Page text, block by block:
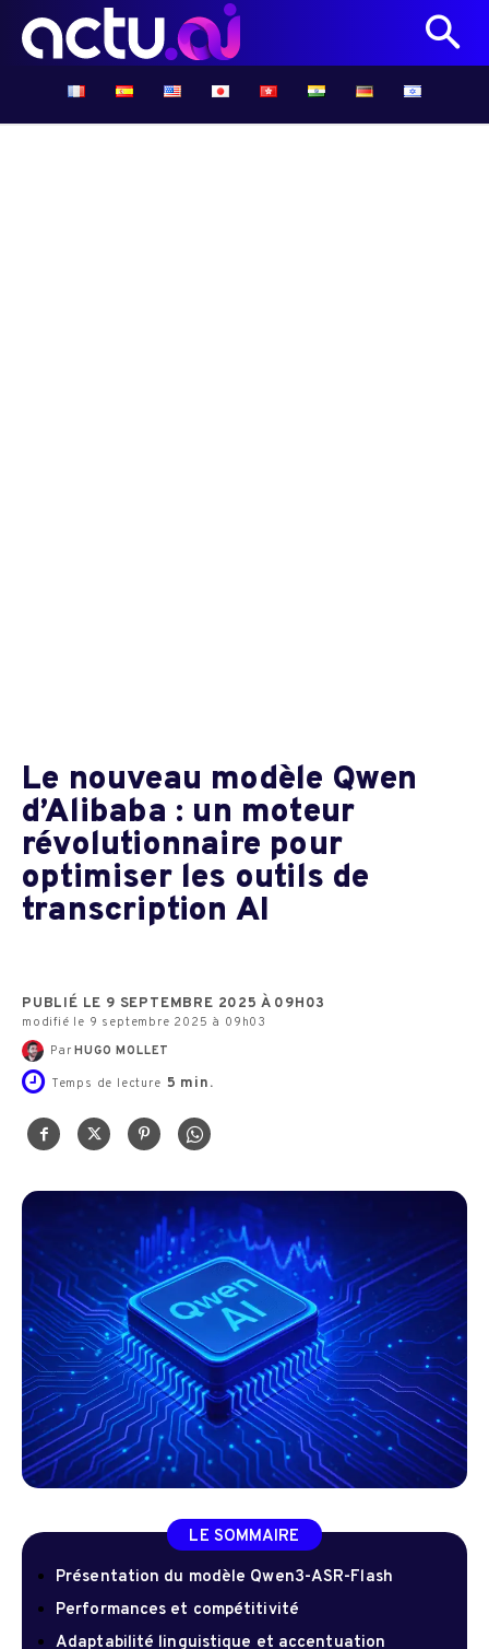
Le nouveau modèle Qwen
d’Alibaba : un moteur
révolutionnaire pour
optimiser les outils de
transcription AI
PUBLIÉ LE 9 SEPTEMBRE 2025 À 09H03
modifié le 9 septembre 2025 à 09h03
Par HUGO MOLLET
Temps de lecture 5 min.
LE SOMMAIRE
Présentation du modèle Qwen3-ASR-Flash
Performances et compétitivité
Adaptabilité linguistique et accentuation